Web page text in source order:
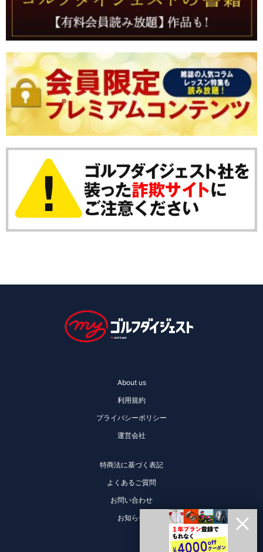
About us
利用規約
プライバシーポリシー
運営会社
特商法に基づく表記
よくあるご質問
お問い合わせ
お知らせ